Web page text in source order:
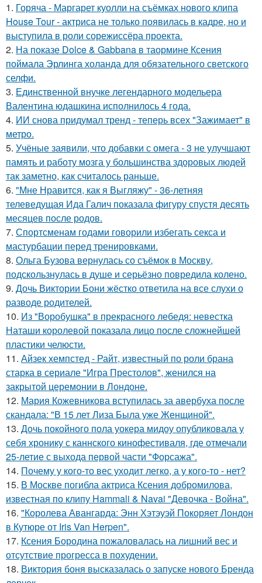
1. Горяча - Маргарет куолли на съёмках нового клипа
House Tour - актриса не только появилась в кадре, но и
выступила в роли сорежиссёра проекта.
2. На показе Dolce & Gabbana в таормине Ксения
поймала Эрлинга холанда для обязательного светского
селфи.
3. Единственной внучке легендарного модельера
Валентина юдашкина исполнилось 4 года.
4. ИИ снова придумал тренд - теперь всех "Зажимает" в
метро.
5. Учёные заявили, что добавки с омега - 3 не улучшают
память и работу мозга у большинства здоровых людей
так заметно, как считалось раньше.
6. "Мне Нравится, как я Выгляжу" - 36-летняя
телеведущая Ида Галич показала фигуру спустя десять
месяцев после родов.
7. Спортсменам годами говорили избегать секса и
мастурбации перед тренировками.
8. Ольга Бузова вернулась со съёмок в Москву,
подскользнулась в душе и серьёзно повредила колено.
9. Дочь Виктории Бони жёстко ответила на все слухи о
разводе родителей.
10. Из "Воробушка" в прекрасного лебедя: невестка
Наташи королевой показала лицо после сложнейшей
пластики челюсти.
11. Айзек хемпстед - Райт, известный по роли брана
старка в сериале "Игра Престолов", женился на
закрытой церемонии в Лондоне.
12. Мария Кожевникова вступилась за авербуха после
скандала: "В 15 лет Лиза Была уже Женщиной".
13. Дочь покойного пола уокера мидоу опубликовала у
себя хронику с каннского кинофестиваля, где отмечали
25-летие с выхода первой части "Форсажа".
14. Почему у кого-то вес уходит легко, а у кого-то - нет?
15. В Москве погибла актриса Ксения добромилова,
известная по клипу Hammali & Navai "Девочка - Война".
16. "Королева Авангарда: Энн Хэтэуэй Покоряет Лондон
в Кутюре от Iris Van Herpen".
17. Ксения Бородина пожаловалась на лишний вес и
отсутствие прогресса в похудении.
18. Виктория боня высказалась о запуске нового Бренда